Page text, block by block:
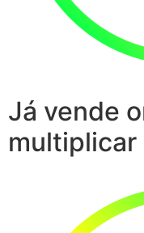
Já vende
multiplicar